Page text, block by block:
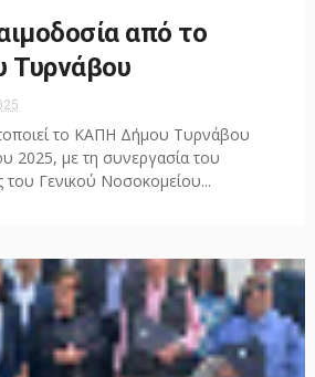
από το
το ΚΑΠΗ Δήμου Τυρνάβου
2025, με τη συνεργασία του
του Γενικού Νοσοκομείου...